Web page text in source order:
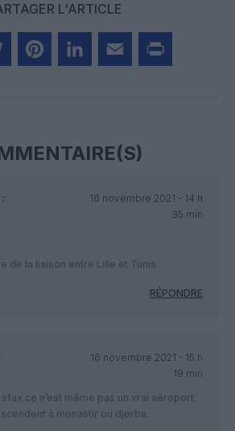
L'ARTICLE
16 novembre 2021 - 14 h
35 min
de la liaison entre Lille et Tunis
RÉPONDRE
16 novembre 2021 - 15 h
19 min
ce n’est même pas un vrai aéroport.
à monastir ou djerba.